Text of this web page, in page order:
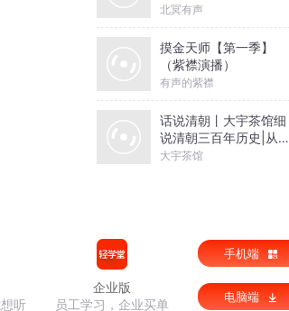
北冥有声
摸金天师【第一季】
（紫襟演播）
有声的紫襟
话说清朝丨大宇茶馆细
说清朝三百年历史|从努
尔哈赤到末代皇帝溥仪|
大宇茶馆
听
企业版
员工学习，企业买单
手机端
电脑端